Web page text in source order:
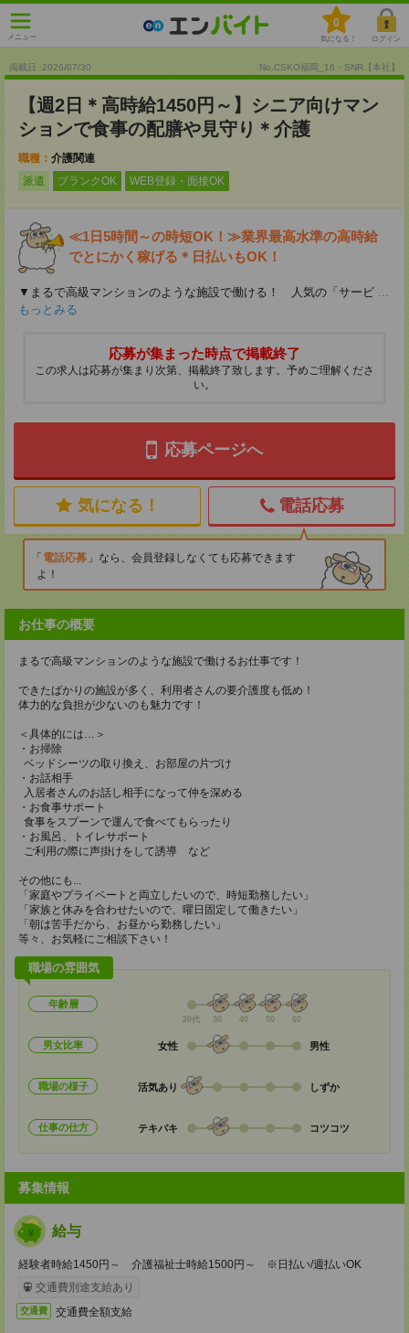
メニュー
0
気になる！ ログイン
掲載日 :2026/07/30 No.CSKO福岡_16・SNR【本社】
【週2日＊高時給1450円～】シニア向けマン
ションで食事の配膳や見守り＊介護
職種： 介護関連
派遣
ブランクOK WEB登録・面接OK
≪1日5時間～の時短OK！≫業界最高水準の高時給
でとにかく稼げる＊日払いもOK！
▼まるで高級マンションのような施設で働ける！ 人気の「サービ ...
もっとみる
応募が集まった時点で掲載終了
この求人は応募が集まり次第、掲載終了致します。予めご理解くださ
い。
応募ページへ
気になる！ 電話応募
電話応募
なら、会員登録しなくても応募できます
よ！
お仕事の概要
まるで高級マンションのような施設で働けるお仕事です！
できたばかりの施設が多く、利用者さんの要介護度も低め！
体力的な負担が少ないのも魅力です！
＜具体的には…＞
・お掃除
ベッドシーツの取り換え、お部屋の片づけ
・お話相手
入居者さんのお話し相手になって仲を深める
・お食事サポート
食事をスプーンで運んで食べてもらったり
・お風呂、トイレサポート
ご利用の際に声掛けをして誘導 など
その他にも...
「家庭やプライベートと両立したいので、時短勤務したい」
「家族と休みを合わせたいので、曜日固定して働きたい」
「朝は苦手だから、お昼から勤務したい」
等々、お気軽にご相談下さい！
職場の雰囲気
年齢層
20代 30 40 50 60
男女比率 女性 男性
職場の様子 活気あり しずか
仕事の仕方 テキパキ コツコツ
募集情報
給与
経験者時給1450円～ 介護福祉士時給1500円～ ※日払い/週払いOK
交通費別途支給あり
交通費 交通費全額支給